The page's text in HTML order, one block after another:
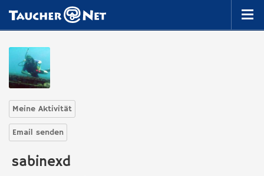
Meine Aktivität
Email senden
sabinexd